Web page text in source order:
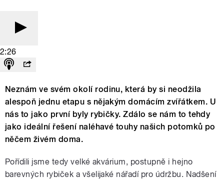
2:26
Neznám ve svém okolí rodinu, která by si neodžila
alespoň jednu etapu s nějakým domácím zvířátkem. U
nás to jako první byly rybičky. Zdálo se nám to tehdy
jako ideální řešení naléhavé touhy našich potomků po
něčem živém doma.
Pořídili jsme tedy velké akvárium, postupně i hejno
barevných rybiček a všelijaké nářadí pro údržbu. Nadšení